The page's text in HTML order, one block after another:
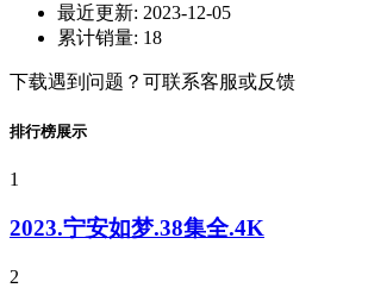
最近更新: 2023-12-05
累计销量: 18
下载遇到问题？可联系客服或反馈
排行榜展示
1
2023.宁安如梦.38集全.4K
2